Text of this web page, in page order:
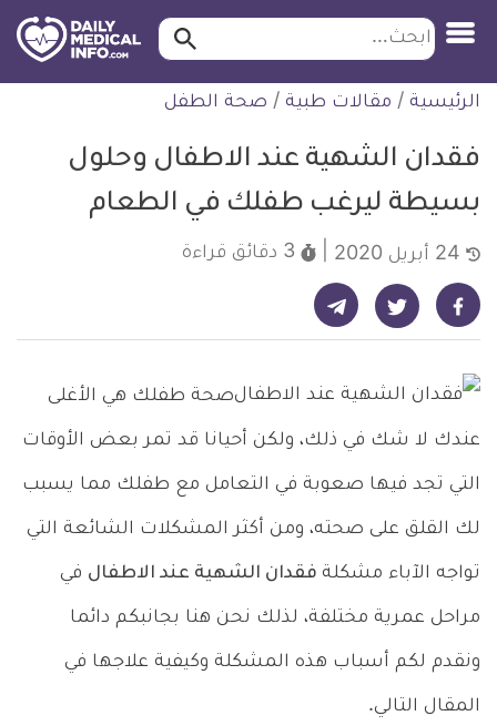
التخطي
للمحتوى
ابحث ابحث…
الرئيسية / مقالات طبية / صحة الطفل
فقدان الشهية عند الاطفال وحلول
بسيطة ليرغب طفلك في الطعام
3 دقائق قراءة
شارك على فيسبوك - ديلي ميديكال انفو شارك على تويتر - ديلي ميديكال انفو شارك على تيليجرام - ديلي ميديكال انفو
صحة طفلك هي الأغلى
عندك لا شك في ذلك، ولكن أحيانا قد تمر بعض الأوقات
التي تجد فيها صعوبة في التعامل مع طفلك مما يسبب
لك القلق على صحته، ومن أكثر المشكلات الشائعة التي
تواجه الآباء مشكلة فقدان الشهية عند الاطفال في
مراحل عمرية مختلفة، لذلك نحن هنا بجانبكم دائما
ونقدم لكم أسباب هذه المشكلة وكيفية علاجها في
المقال التالي.